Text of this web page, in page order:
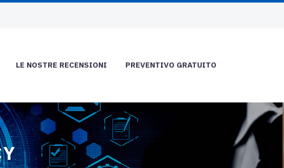
LE NOSTRE RECENSIONI PREVENTIVO GRATUITO